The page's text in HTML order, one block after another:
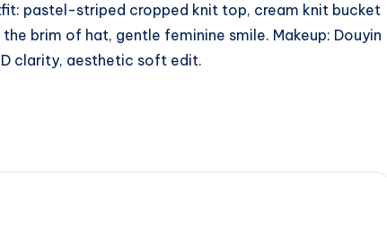
pastel-striped cropped knit top, cream knit bucket
brim of hat, gentle feminine smile. Makeup: Douyin
clarity, aesthetic soft edit.